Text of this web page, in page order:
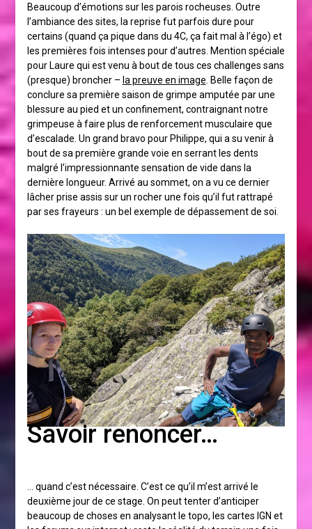
Beaucoup d’émotions sur les parois rocheuses. Outre
l’ambiance des sites, la reprise fut parfois dure pour
certains (quand ça pique dans du 4C, ça fait mal à l’égo) et
les premières fois intenses pour d’autres. Mention spéciale
pour Laure qui est venu à bout de tous ces challenges sans
(presque) broncher – la preuve en image . Belle façon de
conclure sa première saison de grimpe amputée par une
blessure au pied et un confinement, contraignant notre
grimpeuse à faire plus de renforcement musculaire que
d’escalade. Un grand bravo pour Philippe, qui a su venir à
bout de sa première grande voie en serrant les dents
malgré l’impressionnante sensation de vide dans la
dernière longueur. Arrivé au sommet, on a vu ce dernier
lâcher prise assis sur un rocher une fois qu’il fut rattrapé
par ses frayeurs : un bel exemple de dépassement de soi.
Savoir renoncer…
… quand c’est nécessaire. C’est ce qu’il m’est arrivé le
deuxième jour de ce stage. On peut tenter d’anticiper
beaucoup de choses en analysant le topo, les cartes IGN et